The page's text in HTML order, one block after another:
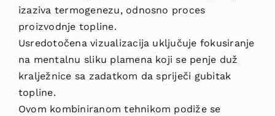
izaziva termogenezu, odnosno proces
proizvodnje topline.
Usredotočena vizualizacija uključuje fokusiranje
na mentalnu sliku plamena koji se penje duž
kralježnice sa zadatkom da spriječi gubitak
topline.
Ovom kombiniranom tehnikom podiže se